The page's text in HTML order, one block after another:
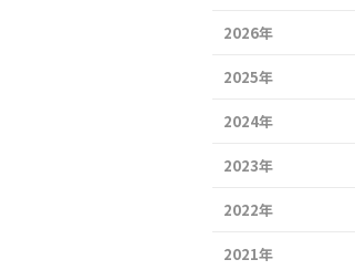
2026年
2025年
2024年
2023年
2022年
2021年